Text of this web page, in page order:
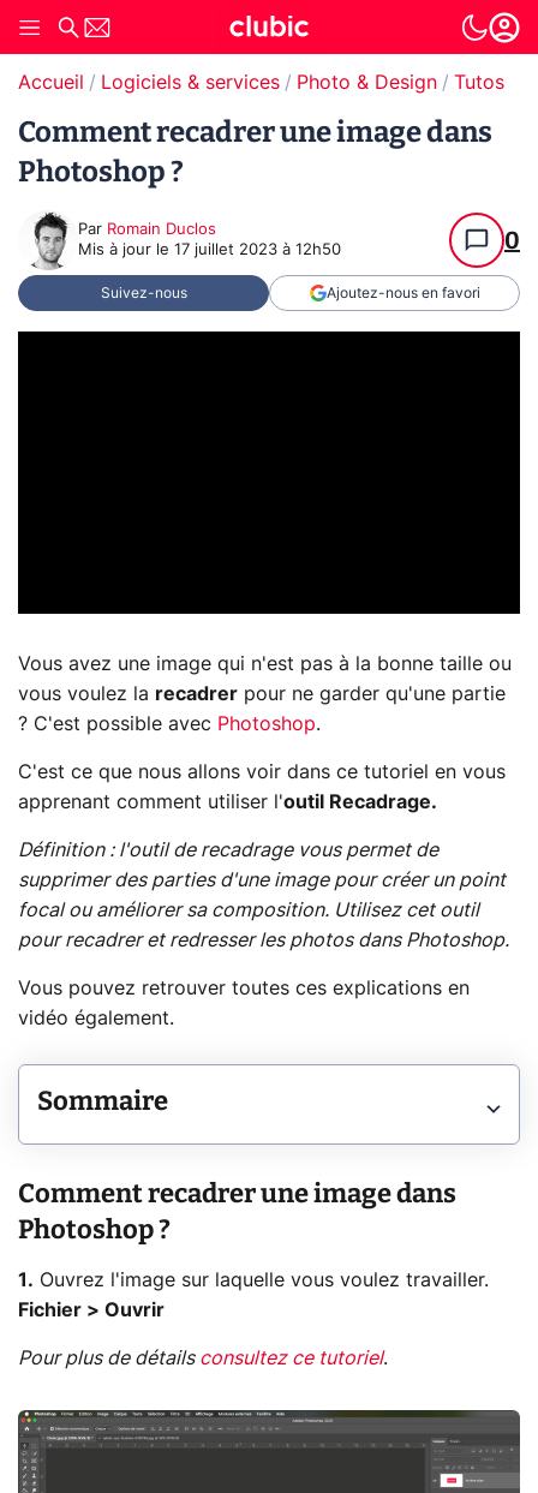
Accueil Logiciels & services Photo & Design Tutos
Comment recadrer une image dans
Photoshop ?
Par Romain Duclos
Mis à jour le 17 juillet 2023 à 12h50 0
Suivez-nous Ajoutez-nous en favori
Vous avez une image qui n'est pas à la bonne taille ou
vous voulez la recadrer pour ne garder qu'une partie
? C'est possible avec Photoshop.
C'est ce que nous allons voir dans ce tutoriel en vous
apprenant comment utiliser l'outil Recadrage.
Définition : l'outil de recadrage vous permet de
supprimer des parties d'une image pour créer un point
focal ou améliorer sa composition. Utilisez cet outil
pour recadrer et redresser les photos dans Photoshop.
Vous pouvez retrouver toutes ces explications en
vidéo également.
Sommaire
Comment recadrer une image dans
Photoshop ?
1. Ouvrez l'image sur laquelle vous voulez travailler.
Fichier > Ouvrir
Pour plus de détails consultez ce tutoriel.